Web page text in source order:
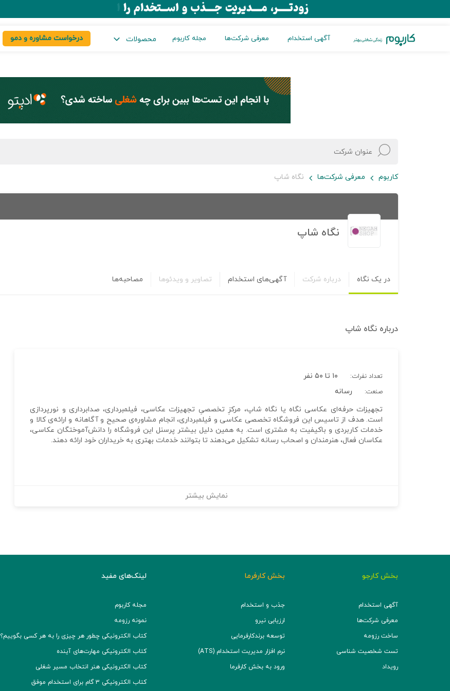
آگهی استخدام معرفی شرکت‌ها مجله کاربوم محصولات درخواست مشاوره و دمو
کاربوم معرفی شرکت‌ها نگاه شاپ
نگاه شاپ
در یک نگاه درباره شرکت آگهی‌های استخدام تصاویر و ویدئوها مصاحبه‌ها
درباره نگاه شاپ
تعداد نفرات: ۱۰ تا ۵۰ نفر
صنعت:
رسانه
تجهیزات حرفه‌ای عکاسی نگاه یا نگاه شاپ، مرکزِ تخصصیِ تجهیزات عکاسی، فیلمبرداری، صدابرداری و نورپردازی
است. هدف از تاسیس این فروشگاه تخصصی عکاسی و فیلمبرداری، انجام مشاوره‌ی صحیح و آگاهانه و ارائه‌ی کالا و
خدمات کاربردی و باکیفیت به مشتری است. به همین دلیل بیشتر پرسنل این فروشگاه را دانش‌آموختگان عکاسی،
عکاسان فعال، هنرمندان و اصحاب رسانه تشکیل می‌دهند تا بتوانند خدمات بهتری به خریداران خود ارائه دهند.
نمایش بیشتر
بخش کارجو
آگهی استخدام
معرفی شرکت‌ها
ساخت رزومه
تست شخصیت شناسی
رویداد
بخش کارفرما
جذب و استخدام
ارزیابی نیرو
توسعه برند‌کارفرمایی
نرم افزار مدیریت استخدام (ATS)
ورود به بخش کارفرما
لینک‌های مفید
مجله کاربوم
نمونه رزومه
کتاب الکترونیکی چطور هر چیزی را به هر کسی بگوییم؟
کتاب الکترونیکی مهارت‌های آینده
کتاب الکترونیکی هنر انتخاب مسیر شغلی
کتاب الکترونیکی ۳ گام برای استخدام موفق